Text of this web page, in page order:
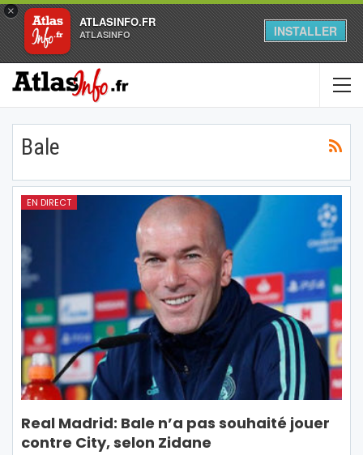
×
ATLASINFO.FR
ATLASINFO INSTALLER
Bale
EN DIRECT
Real Madrid: Bale n’a pas souhaité jouer
contre City, selon Zidane